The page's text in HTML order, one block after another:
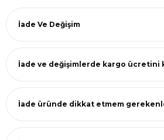
İade Ve Değişim
İade ve değişimlerde kargo ücretini
İade üründe dikkat etmem